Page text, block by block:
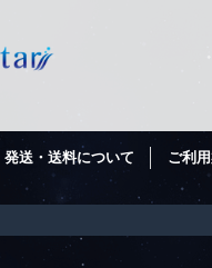
発送・送料について ご利